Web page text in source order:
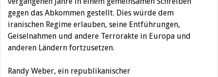
gegen das Abkommen gestellt. Dies würde dem
iranischen Regime erlauben, seine Entführungen,
Geiselnahmen und andere Terrorakte in Europa und
anderen Ländern fortzusetzen.
Randy Weber, ein republikanischer